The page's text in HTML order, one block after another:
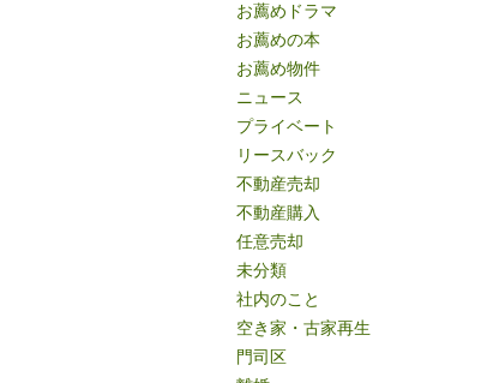
お薦めドラマ
お薦めの本
お薦め物件
ニュース
プライベート
リースバック
不動産売却
不動産購入
任意売却
未分類
社内のこと
空き家・古家再生
門司区